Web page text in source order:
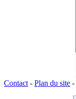
Contact - Plan du site -